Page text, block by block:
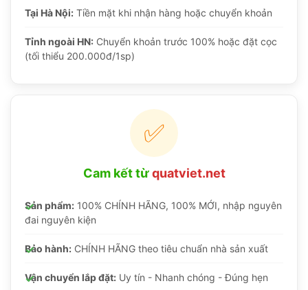
Tại Hà Nội: Tiền mặt khi nhận hàng hoặc chuyển khoản
Tỉnh ngoài HN: Chuyển khoản trước 100% hoặc đặt cọc
(tối thiểu 200.000đ/1sp)
✅
Cam kết từquatviet.net
Sản phẩm: 100% CHÍNH HÃNG, 100% MỚI, nhập nguyên
đai nguyên kiện
Bảo hành: CHÍNH HÃNG theo tiêu chuẩn nhà sản xuất
Vận chuyển lắp đặt: Uy tín - Nhanh chóng - Đúng hẹn